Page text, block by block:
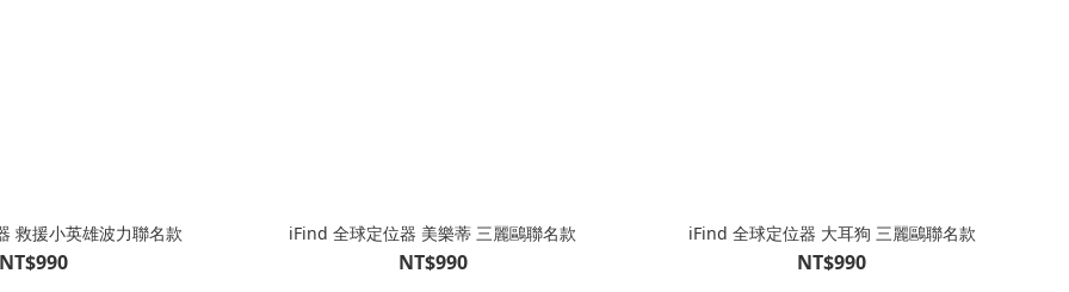
救援小英雄波力聯名款 iFind 全球定位器 美樂蒂 三麗鷗聯名款
NT$990
iFind 全球定位器 大耳狗 三麗鷗聯名款
NT$990